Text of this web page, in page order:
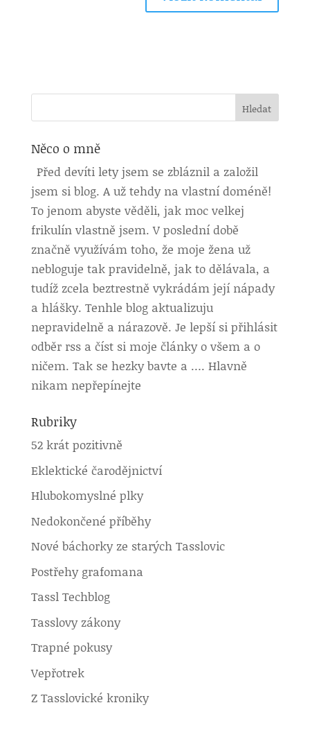
Něco o mně
Před devíti lety jsem se zbláznil a založil
jsem si blog. A už tehdy na vlastní doméně!
To jenom abyste věděli, jak moc velkej
frikulín vlastně jsem. V poslední době
značně využívám toho, že moje žena už
nebloguje tak pravidelně, jak to dělávala, a
tudíž zcela beztrestně vykrádám její nápady
a hlášky. Tenhle blog aktualizuju
nepravidelně a nárazově. Je lepší si přihlásit
odběr rss a číst si moje články o všem a o
ničem. Tak se hezky bavte a …. Hlavně
nikam nepřepínejte
Rubriky
52 krát pozitivně
Eklektické čarodějnictví
Hlubokomyslné plky
Nedokončené příběhy
Nové báchorky ze starých Tasslovic
Postřehy grafomana
Tassl Techblog
Tasslovy zákony
Trapné pokusy
Vepřotrek
Z Tasslovické kroniky